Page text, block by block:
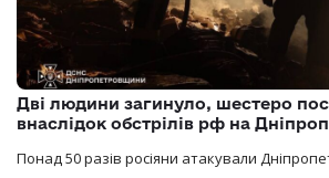
Дві людини загинуло, шестеро
внаслідок обстрілів рф на
Понад 50 разів росіяни атакували